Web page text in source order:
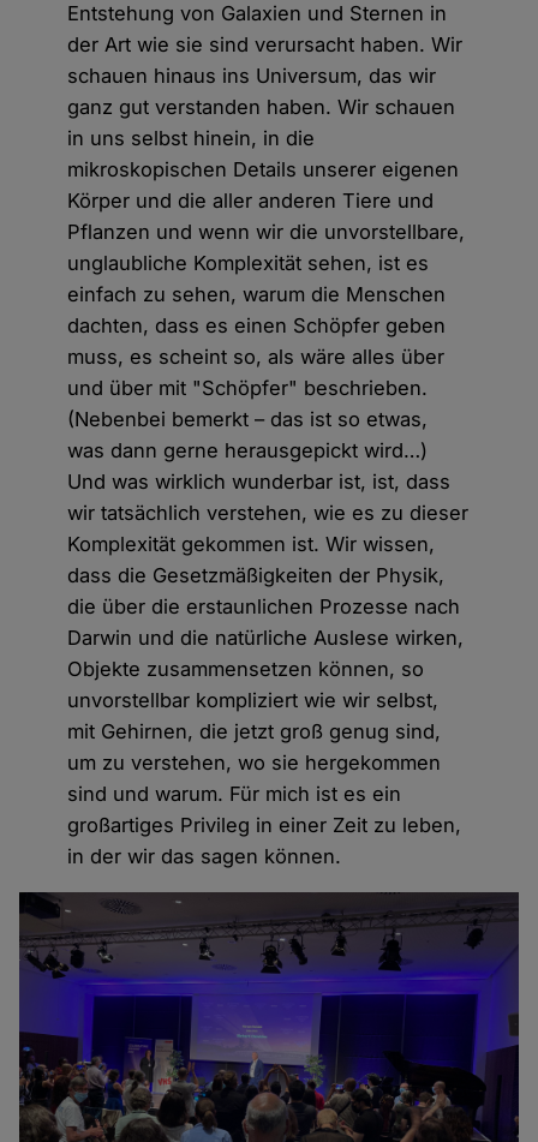
Entstehung von Galaxien und Sternen in
der Art wie sie sind verursacht haben. Wir
schauen hinaus ins Universum, das wir
ganz gut verstanden haben. Wir schauen
in uns selbst hinein, in die
mikroskopischen Details unserer eigenen
Körper und die aller anderen Tiere und
Pflanzen und wenn wir die unvorstellbare,
unglaubliche Komplexität sehen, ist es
einfach zu sehen, warum die Menschen
dachten, dass es einen Schöpfer geben
muss, es scheint so, als wäre alles über
und über mit "Schöpfer" beschrieben.
(Nebenbei bemerkt – das ist so etwas,
was dann gerne herausgepickt wird…)
Und was wirklich wunderbar ist, ist, dass
wir tatsächlich verstehen, wie es zu dieser
Komplexität gekommen ist. Wir wissen,
dass die Gesetzmäßigkeiten der Physik,
die über die erstaunlichen Prozesse nach
Darwin und die natürliche Auslese wirken,
Objekte zusammensetzen können, so
unvorstellbar kompliziert wie wir selbst,
mit Gehirnen, die jetzt groß genug sind,
um zu verstehen, wo sie hergekommen
sind und warum. Für mich ist es ein
großartiges Privileg in einer Zeit zu leben,
in der wir das sagen können.